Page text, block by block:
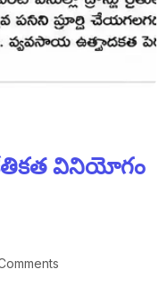
వినియోగం